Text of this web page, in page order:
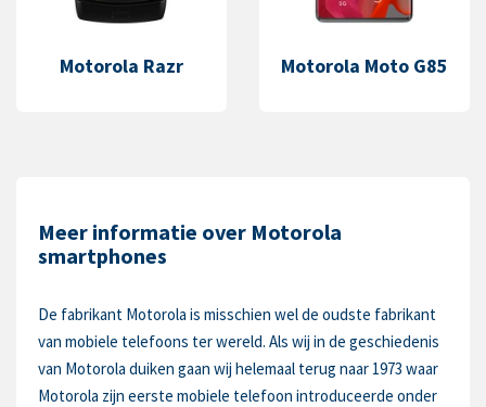
Motorola Razr Motorola Moto G85
Meer informatie over Motorola
smartphones
De fabrikant Motorola is misschien wel de oudste fabrikant
van mobiele telefoons ter wereld. Als wij in de geschiedenis
van Motorola duiken gaan wij helemaal terug naar 1973 waar
Motorola zijn eerste mobiele telefoon introduceerde onder